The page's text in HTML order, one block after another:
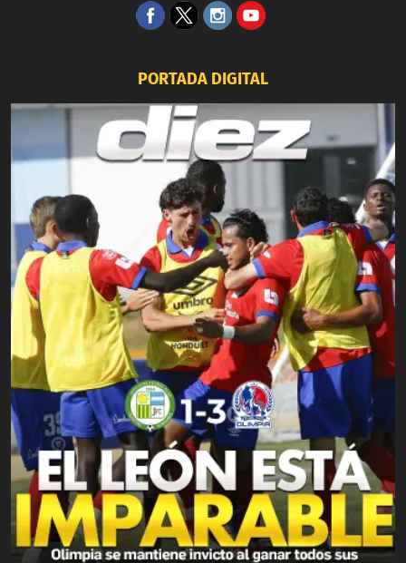
PORTADA DIGITAL